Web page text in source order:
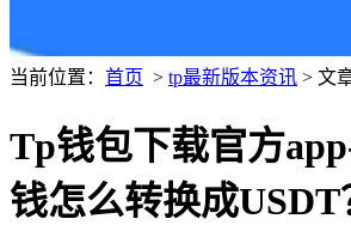
当前位置： 首页 > tp最新版本资讯 > 文
Tp钱包下载官方
钱怎么转换成